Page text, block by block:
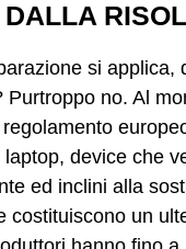
si applica,
Purtroppo no. Al
device che
ed inclini alla
costituiscono un